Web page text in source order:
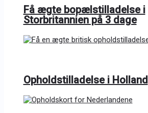
Få ægte bopælstilladelse i
Storbritannien på 3 dage
Opholdstilladelse i Holland